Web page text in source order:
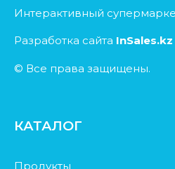
Интерактивный
Разработка сайта InSales.kz
© Все права защищены.
КАТАЛОГ
Продукты